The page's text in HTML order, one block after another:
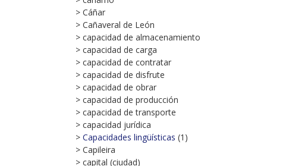
> Cáñar
> Cañaveral de León
> capacidad de almacenamiento
> capacidad de carga
> capacidad de contratar
> capacidad de disfrute
> capacidad de obrar
> capacidad de producción
> capacidad de transporte
> capacidad jurídica
> Capacidades lingüísticas (1)
> Capileira
> capital (ciudad)